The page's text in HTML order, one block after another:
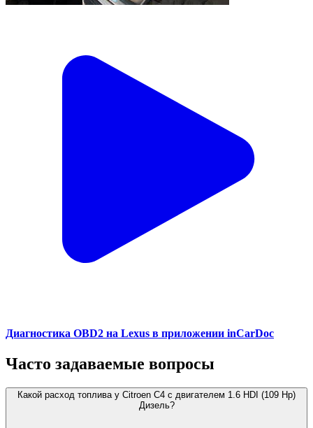
Диагностика OBD2 на Lexus в приложении inCarDoc
Часто задаваемые вопросы
Какой расход топлива у Citroen C4 с двигателем 1.6 HDI (109 Hp)
Дизель?